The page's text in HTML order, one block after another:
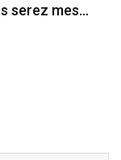
serez mes…